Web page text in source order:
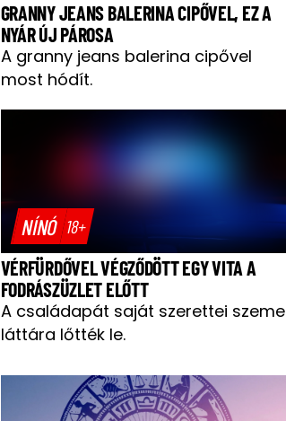
GRANNY JEANS BALERINA CIPŐVEL, EZ A
NYÁR ÚJ PÁROSA
A granny jeans balerina cipővel
most hódít.
NÍNÓ 18+
VÉRFÜRDŐVEL VÉGZŐDÖTT EGY VITA A
FODRÁSZÜZLET ELŐTT
A családapát saját szerettei szeme
láttára lőtték le.